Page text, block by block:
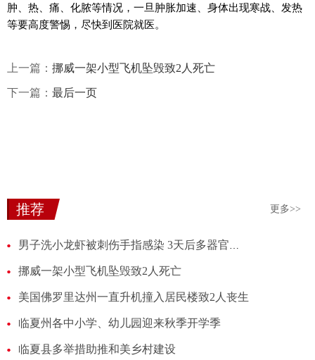
肿、热、痛、化脓等情况，一旦肿胀加速、身体出现寒战、发热
等要高度警惕，尽快到医院就医。
上一篇： 挪威一架小型飞机坠毁致2人死亡
下一篇： 最后一页
推荐 更多>>
挪威一架小型飞机坠毁致2人死亡
美国佛罗里达州一直升机撞入居民楼致2人丧生
临夏州各中小学、幼儿园迎来秋季开学季
临夏县多举措助推和美乡村建设